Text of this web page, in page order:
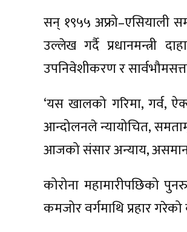
सन् १९५५ अफ्रो–एसियाली
उल्लेख गर्दै प्रधानमन्त्री
उपनिवेशीकरण र
‘यस खालको गरिमा, गर्व,
आन्दोलनले न्यायोचित,
आजको संसार अन्याय,
कोरोना महामारीपछिको
कमजोर वर्गमाथि प्रहार